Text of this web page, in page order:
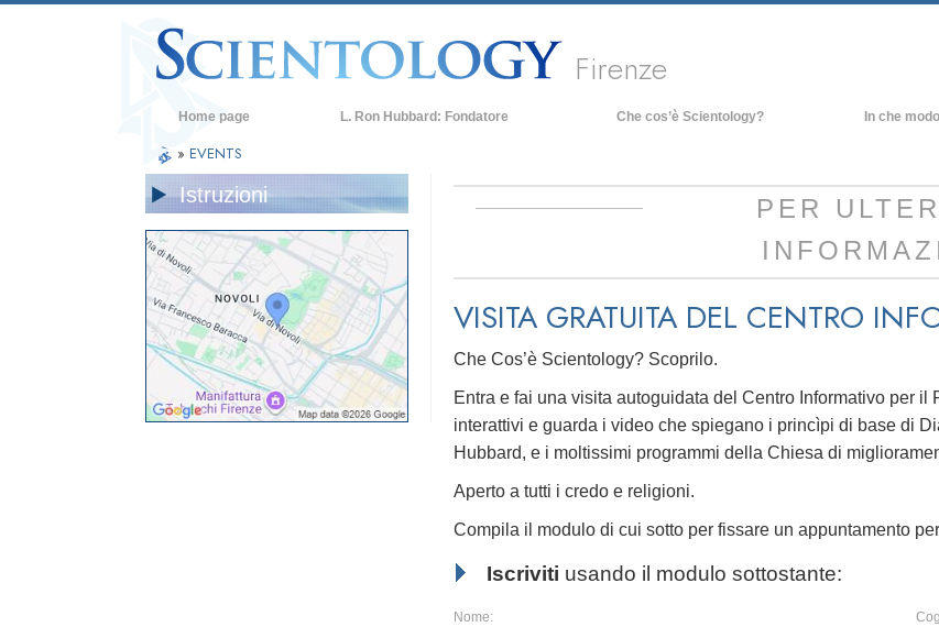
Firenze
Home page L. Ron Hubbard: Fondatore Che cos’è Scientology?
Incontra uno Scientologist
All’interno di una Chiesa
I Principi Fondamentali di Scientology
Un’Introduzione a Dianetics
Amore e Odio:
Che Cos’è la Grandezza?
In che
» EVENTS
PER
VISITA GRATUITA DEL CENTRO
Che Cos’è Scientology? Scoprilo.
Entra e fai una visita autoguidata del Centro Informativo per
interattivi e guarda i video che spiegano i princìpi di base di
Hubbard, e i moltissimi programmi della Chiesa di
Aperto a tutti i credo e religioni.
Compila il modulo di cui sotto per fissare un appuntamento
Iscriviti usando il modulo sottostante:
Nome:
Istruzioni